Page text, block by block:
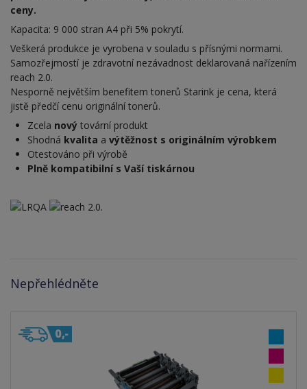
ceny.
Kapacita: 9 000 stran A4 při 5% pokrytí.
Veškerá produkce je vyrobena v souladu s přísnými normami.
Samozřejmostí je zdravotní nezávadnost deklarovaná nařízením
reach 2.0.
Nesporně největším benefitem tonerů Starink je cena, která
jistě předčí cenu originální tonerů.
Zcela nový tovární produkt
Shodná kvalita a výtěžnost s originálním výrobkem
Otestováno při výrobě
Plně kompatibilní s Vaší tiskárnou
Nepřehlédněte